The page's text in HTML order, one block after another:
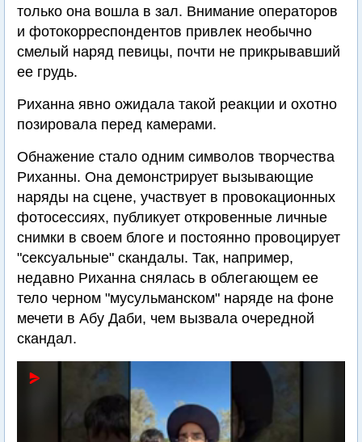
только она вошла в зал. Внимание операторов
и фотокорреспондентов привлек необычно
смелый наряд певицы, почти не прикрывавший
ее грудь.
Риханна явно ожидала такой реакции и охотно
позировала перед камерами.
Обнажение стало одним символов творчества
Риханны. Она демонстрирует вызывающие
наряды на сцене, участвует в провокационных
фотосессиях, публикует откровенные личные
снимки в своем блоге и постоянно провоцирует
"сексуальные" скандалы. Так, например,
недавно Риханна снялась в облегающем ее
тело черном "мусульманском" наряде на фоне
мечети в Абу Даби, чем вызвала очередной
скандал.